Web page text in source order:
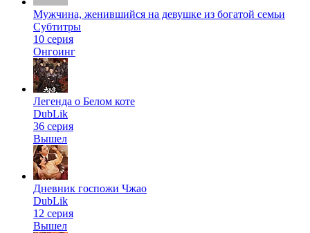
Мужчина, женившийся на девушке из богатой семьи
Субтитры
10 серия
Онгоинг
Легенда о Белом коте
DubLik
36 серия
Вышел
Дневник госпожи Чжао
DubLik
12 серия
Вышел